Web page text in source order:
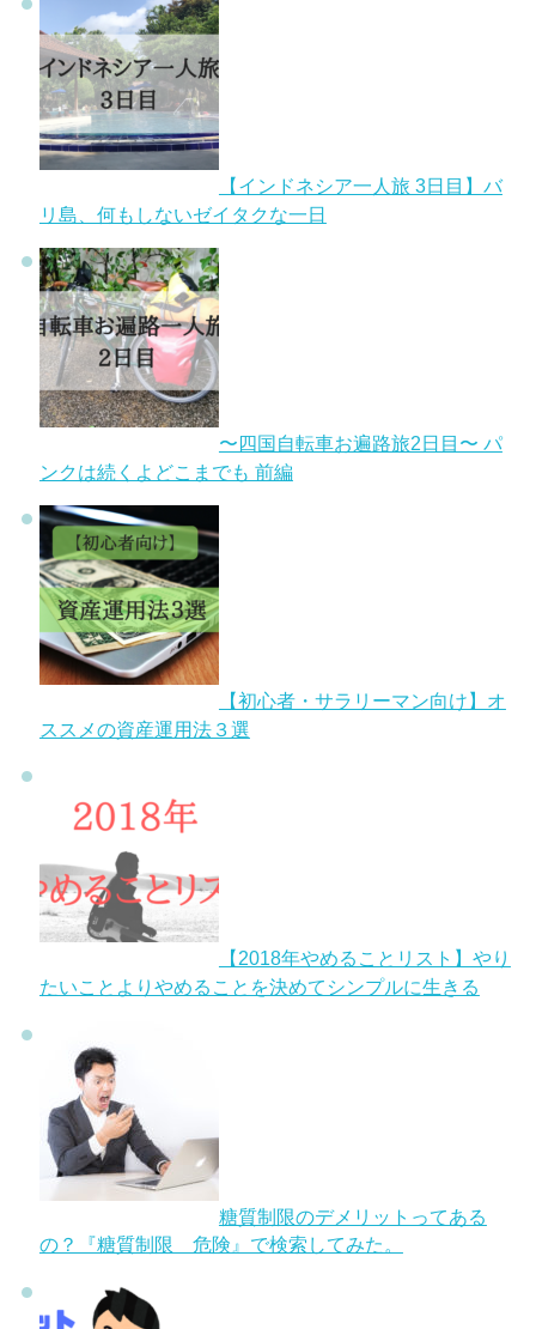
【インドネシア一人旅 3日目】バ
リ島、何もしないゼイタクな一日
〜四国自転車お遍路旅2日目〜 パ
ンクは続くよどこまでも 前編
【初心者・サラリーマン向け】オ
ススメの資産運用法３選
【2018年やめることリスト】やり
たいことよりやめることを決めてシンプルに生きる
糖質制限のデメリットってある
の？『糖質制限 危険』で検索してみた。